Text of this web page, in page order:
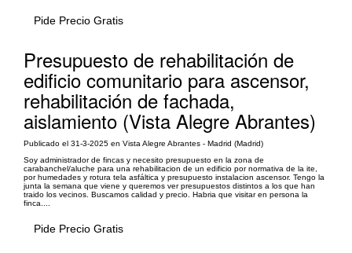
Pide Precio Gratis
Presupuesto de rehabilitación de
edificio comunitario para ascensor,
rehabilitación de fachada,
aislamiento (Vista Alegre Abrantes)
Publicado el 31-3-2025 en Vista Alegre Abrantes - Madrid (Madrid)
Soy administrador de fincas y necesito presupuesto en la zona de
carabanchel/aluche para una rehabilitacion de un edificio por normativa de la ite,
por humedades y rotura tela asfáltica y presupuesto instalacion ascensor. Tengo la
junta la semana que viene y queremos ver presupuestos distintos a los que han
traido los vecinos. Buscamos calidad y precio. Habria que visitar en persona la
finca....
Pide Precio Gratis